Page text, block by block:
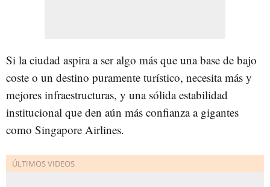
Si la ciudad aspira a ser algo más que una base de bajo
coste o un destino puramente turístico, necesita más y
mejores infraestructuras, y una sólida estabilidad
institucional que den aún más confianza a gigantes
como Singapore Airlines.